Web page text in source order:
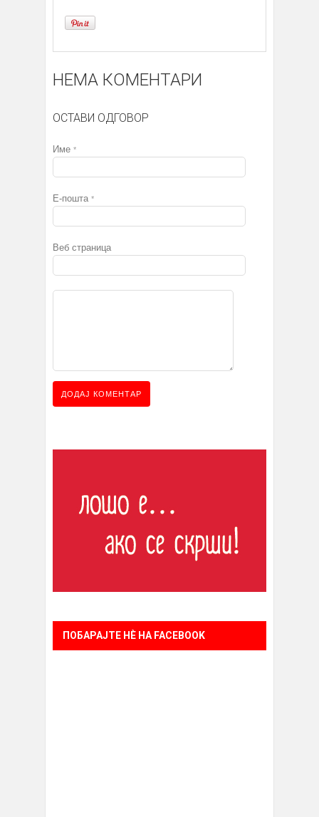
НЕМА КОМЕНТАРИ
ОСТАВИ ОДГОВОР
Име *
Е-пошта *
Веб страница
ПОБАРАЈТЕ НÈ НА FACEBOOK